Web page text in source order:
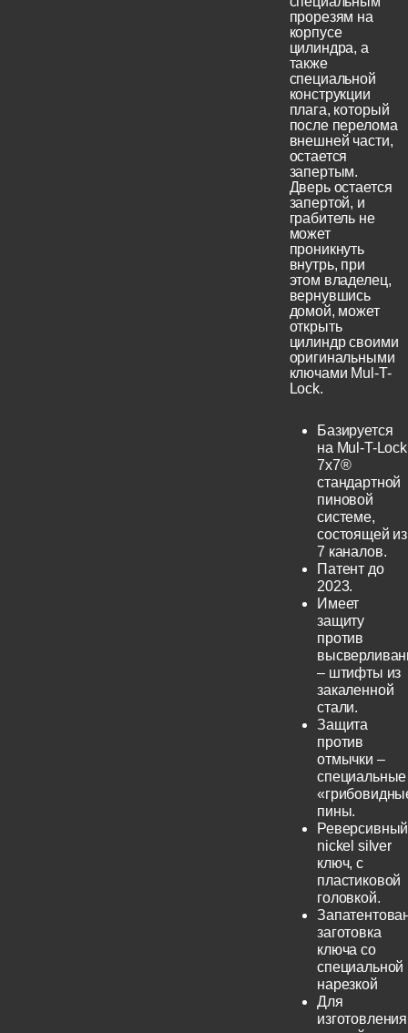
прорезям на
корпусе
цилиндра, а
также
специальной
конструкции
плага, который
после перелома
внешней части,
остается
запертым.
Дверь остается
запертой, и
грабитель не
может
проникнуть
внутрь, при
этом владелец,
вернувшись
домой, может
открыть
цилиндр своими
оригинальными
ключами Mul-T-
Lock.
Базируется
на Mul-T-Lock
7x7®
стандартной
пиновой
системе,
состоящей из
7 каналов.
Патент до
2023.
Имеет
защиту
против
– штифты из
закаленной
стали.
Защита
против
отмычки –
специальные
пины.
Реверсивный
nickel silver
ключ, с
пластиковой
головкой.
заготовка
ключа со
специальной
нарезкой
Для
изготовления